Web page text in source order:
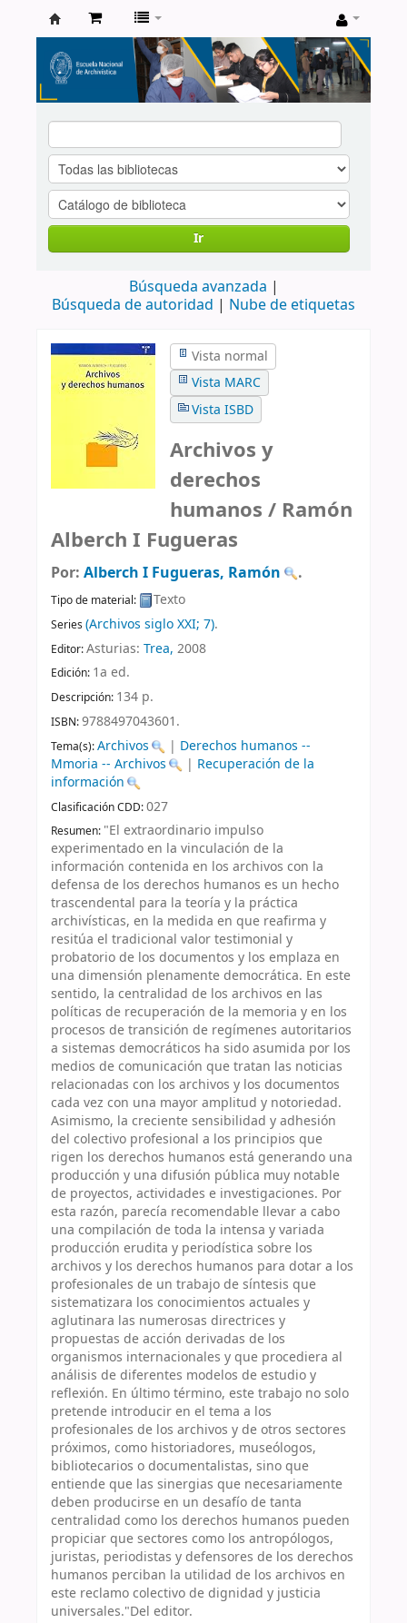
Catálogo
de
Biblioteca
ENA
Ir
Búsqueda avanzada
Búsqueda de autoridad
Nube de etiquetas
Vista normal
Vista MARC
Vista ISBD
Archivos y
derechos
humanos / Ramón
Alberch I Fugueras
Por: Alberch I Fugueras, Ramón .
Tipo de material: Texto
Series (Archivos siglo XXI; 7).
Editor:Asturias: Trea, 2008
Edición: 1a ed.
Descripción: 134 p.
ISBN:9788497043601.
Tema(s):Archivos | Derechos humanos --
Mmoria -- Archivos
| Recuperación de la
información
Clasificación CDD:027
Resumen: "El extraordinario impulso
experimentado en la vinculación de la
información contenida en los archivos con la
defensa de los derechos humanos es un hecho
trascendental para la teoría y la práctica
archivísticas, en la medida en que reafirma y
resitúa el tradicional valor testimonial y
probatorio de los documentos y los emplaza en
una dimensión plenamente democrática. En este
sentido, la centralidad de los archivos en las
políticas de recuperación de la memoria y en los
procesos de transición de regímenes autoritarios
a sistemas democráticos ha sido asumida por los
medios de comunicación que tratan las noticias
relacionadas con los archivos y los documentos
cada vez con una mayor amplitud y notoriedad.
Asimismo, la creciente sensibilidad y adhesión
del colectivo profesional a los principios que
rigen los derechos humanos está generando una
producción y una difusión pública muy notable
de proyectos, actividades e investigaciones. Por
esta razón, parecía recomendable llevar a cabo
una compilación de toda la intensa y variada
producción erudita y periodística sobre los
archivos y los derechos humanos para dotar a los
profesionales de un trabajo de síntesis que
sistematizara los conocimientos actuales y
aglutinara las numerosas directrices y
propuestas de acción derivadas de los
organismos internacionales y que procediera al
análisis de diferentes modelos de estudio y
reflexión. En último término, este trabajo no solo
pretende introducir en el tema a los
profesionales de los archivos y de otros sectores
próximos, como historiadores, museólogos,
bibliotecarios o documentalistas, sino que
entiende que las sinergias que necesariamente
deben producirse en un desafío de tanta
centralidad como los derechos humanos pueden
propiciar que sectores como los antropólogos,
juristas, periodistas y defensores de los derechos
humanos perciban la utilidad de los archivos en
este reclamo colectivo de dignidad y justicia
universales."Del editor.